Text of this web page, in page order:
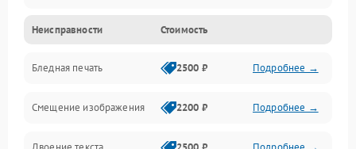
Картриджи и расходники
Сканер и копирование
Механика и узлы
Неисправности Стоимость
Бледная печать 2500 ₽ Подробнее →
Смещение изображения 2200 ₽ Подробнее →